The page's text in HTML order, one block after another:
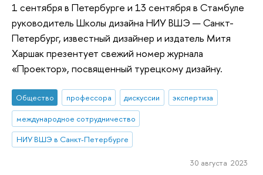
1 сентября в Петербурге и 13 сентября в Стамбуле
руководитель Школы дизайна НИУ ВШЭ — Санкт-
Петербург, известный дизайнер и издатель Митя
Харшак презентует свежий номер журнала
«Проектор», посвященный турецкому дизайну.
Общество профессора дискуссии
экспертиза
международное сотрудничество
НИУ ВШЭ в Санкт-Петербурге
30 августа 2023